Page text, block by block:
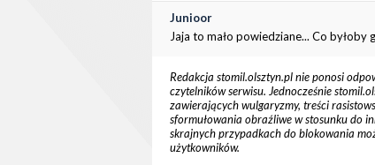
Junioor
Jaja to mało powiedziane... Co byłoby
Redakcja stomil.olsztyn.pl nie ponosi
czytelników serwisu. Jednocześnie
zawierających wulgaryzmy, treści
sformułowania obraźliwe w stosunku do
skrajnych przypadkach do blokowania
użytkowników.